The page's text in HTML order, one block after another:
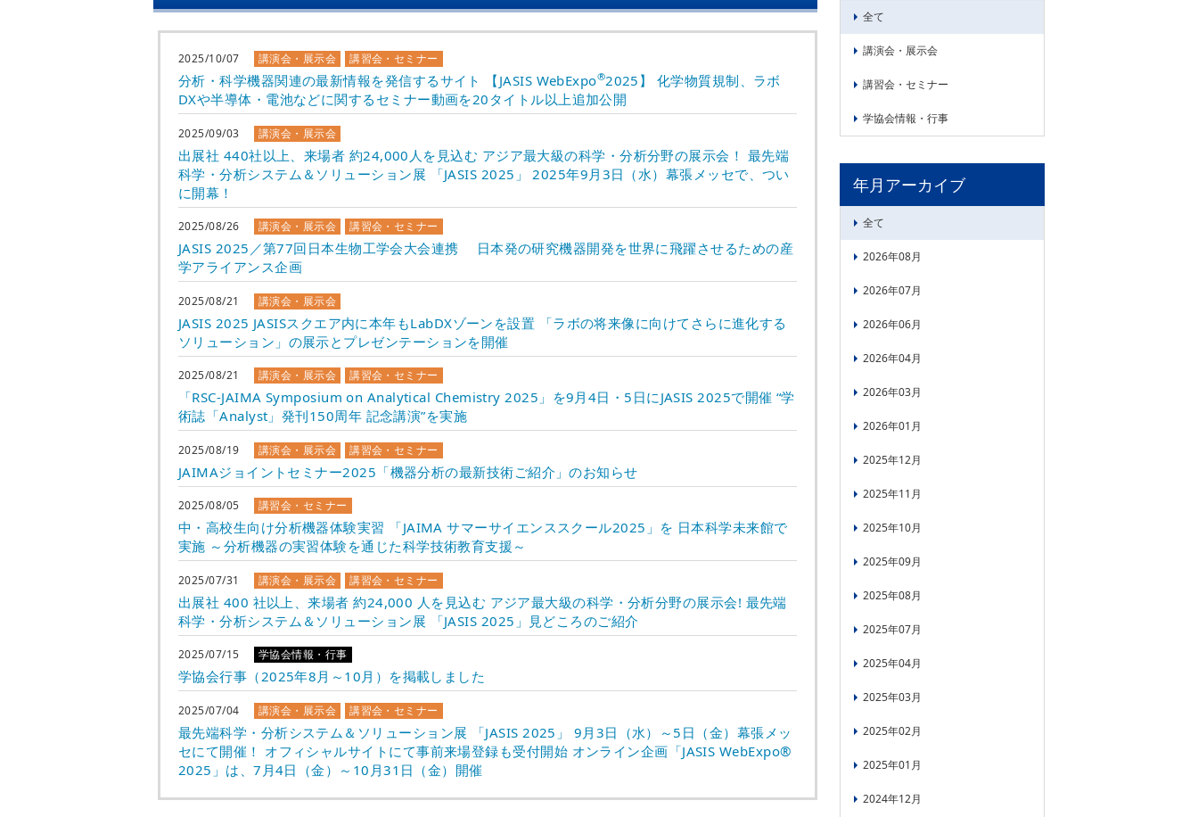
2025/10/07 講演会・展示会 講習会・セミナー
分析・科学機器関連の最新情報を発信するサイト 【JASIS WebExpo®2025】 化学物質規制、ラボ
DXや半導体・電池などに関するセミナー動画を20タイトル以上追加公開
2025/09/03 講演会・展示会
出展社 440社以上、来場者 約24,000人を見込む アジア最大級の科学・分析分野の展示会！ 最先端
科学・分析システム＆ソリューション展 「JASIS 2025」 2025年9月3日（水）幕張メッセで、つい
に開幕！
2025/08/26 講演会・展示会 講習会・セミナー
JASIS 2025／第77回日本生物工学会大会連携 日本発の研究機器開発を世界に飛躍させるための産
学アライアンス企画
2025/08/21 講演会・展示会
JASIS 2025 JASISスクエア内に本年もLabDXゾーンを設置 「ラボの将来像に向けてさらに進化する
ソリューション」の展示とプレゼンテーションを開催
2025/08/21 講演会・展示会 講習会・セミナー
「RSC-JAIMA Symposium on Analytical Chemistry 2025」を9月4日・5日にJASIS 2025で開催 “学
術誌「Analyst」発刊150周年 記念講演”を実施
2025/08/19 講演会・展示会 講習会・セミナー
JAIMAジョイントセミナー2025「機器分析の最新技術ご紹介」のお知らせ
2025/08/05 講習会・セミナー
中・高校生向け分析機器体験実習 「JAIMA サマーサイエンススクール2025」を 日本科学未来館で
実施 ～分析機器の実習体験を通じた科学技術教育支援～
2025/07/31 講演会・展示会 講習会・セミナー
出展社 400 社以上、来場者 約24,000 人を見込む アジア最大級の科学・分析分野の展示会! 最先端
科学・分析システム＆ソリューション展 「JASIS 2025」見どころのご紹介
2025/07/15 学協会情報・行事
学協会行事（2025年8月～10月）を掲載しました
2025/07/04 講演会・展示会 講習会・セミナー
最先端科学・分析システム＆ソリューション展 「JASIS 2025」 9月3日（水）～5日（金）幕張メッ
セにて開催！ オフィシャルサイトにて事前来場登録も受付開始 オンライン企画「JASIS WebExpo®
2025」は、7月4日（金）～10月31日（金）開催
全て
講演会・展示会
講習会・セミナー
学協会情報・行事
年月アーカイブ
全て
2026年08月
2026年07月
2026年06月
2026年04月
2026年03月
2026年01月
2025年12月
2025年11月
2025年10月
2025年09月
2025年08月
2025年07月
2025年04月
2025年03月
2025年02月
2025年01月
2024年12月